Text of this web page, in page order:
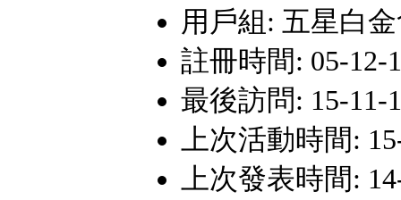
用戶組: 五星白
註冊時間: 05-12-
最後訪問: 15-11-
上次活動時間:
上次發表時間: